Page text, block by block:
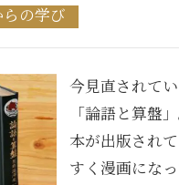
の学び
今見直されて
「論語と算盤
本が出版され
すく漫画にな